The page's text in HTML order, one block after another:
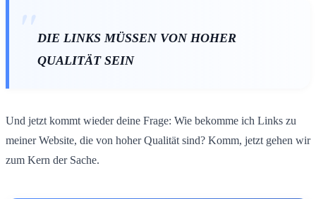
DIE LINKS MÜSSEN VON HOHER
QUALITÄT SEIN
Und jetzt kommt wieder deine Frage: Wie bekomme ich Links zu
meiner Website, die von hoher Qualität sind? Komm, jetzt gehen wir
zum Kern der Sache.